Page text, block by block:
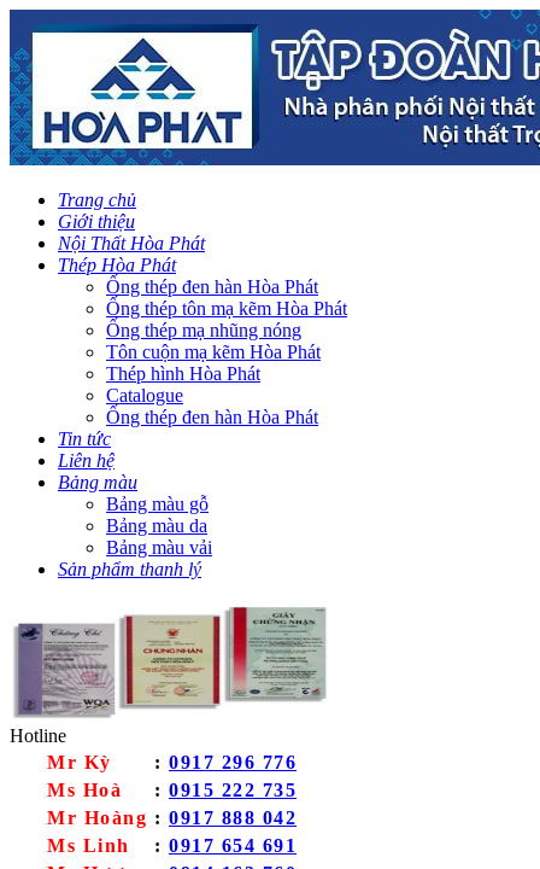
Trang chủ
Giới thiệu
Nội Thất Hòa Phát
Thép Hòa Phát
Ống thép đen hàn Hòa Phát
Ống thép tôn mạ kẽm Hòa Phát
Ống thép mạ nhũng nóng
Tôn cuộn mạ kẽm Hòa Phát
Thép hình Hòa Phát
Catalogue
Ống thép đen hàn Hòa Phát
Tin tức
Liên hệ
Bảng màu
Bảng màu gỗ
Bảng màu da
Bảng màu vải
Sản phẩm thanh lý
Hotline
Mr Kỳ
: 0917 296 776
Ms Hoà
: 0915 222 735
Mr Hoàng : 0917 888 042
Ms Linh
: 0917 654 691